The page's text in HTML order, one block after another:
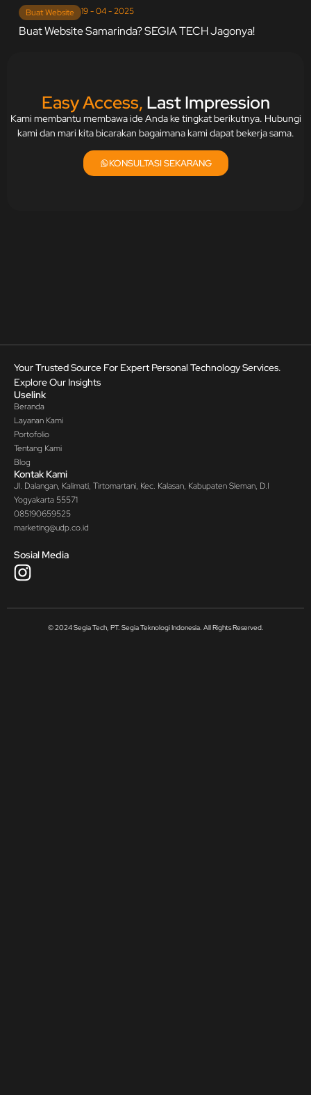
Buat Website 19 - 04 - 2025
Buat Website Samarinda? SEGIA TECH Jagonya!
Easy Access, Last Impression
Kami membantu membawa ide Anda ke tingkat berikutnya. Hubungi
kami dan mari kita bicarakan bagaimana kami dapat bekerja sama.
KONSULTASI SEKARANG
Your Trusted Source For Expert Personal Technology Services.
Explore Our Insights
Uselink
Beranda
Layanan Kami
Portofolio
Tentang Kami
Blog
Kontak Kami
Jl. Dalangan, Kalimati, Tirtomartani, Kec. Kalasan, Kabupaten Sleman, D.I
Yogyakarta 55571
085190659525
marketing@udp.co.id
Sosial Media
© 2024 Segia Tech, PT. Segia Teknologi Indonesia. All Rights Reserved.